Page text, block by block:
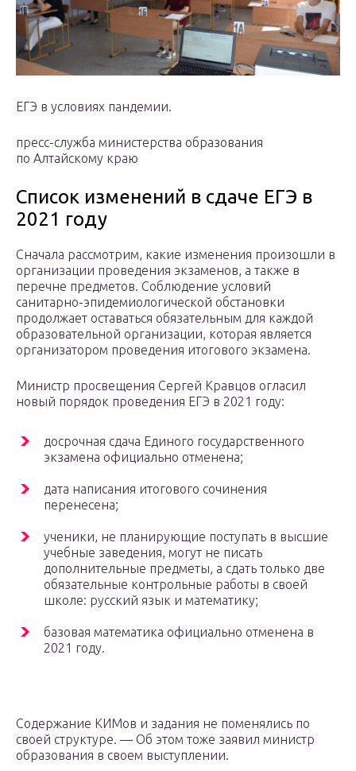
ЕГЭ в условиях пандемии.
пресс-служба министерства образования
по Алтайскому краю
Список изменений в сдаче ЕГЭ в
2021 году
Сначала рассмотрим, какие изменения произошли в
организации проведения экзаменов, а также в
перечне предметов. Соблюдение условий
санитарно-эпидемиологической обстановки
продолжает оставаться обязательным для каждой
образовательной организации, которая является
организатором проведения итогового экзамена.
Министр просвещения Сергей Кравцов огласил
новый порядок проведения ЕГЭ в 2021 году:
досрочная сдача Единого государственного
экзамена официально отменена;
дата написания итогового сочинения
перенесена;
ученики, не планирующие поступать в высшие
учебные заведения, могут не писать
дополнительные предметы, а сдать только две
обязательные контрольные работы в своей
школе: русский язык и математику;
базовая математика официально отменена в
2021 году.
Содержание КИМов и задания не поменялись по
своей структуре. — Об этом тоже заявил министр
образования в своем выступлении.